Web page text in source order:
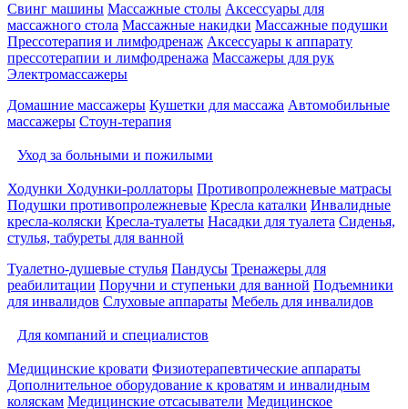
Свинг машины Массажные столы Аксессуары для
массажного стола Массажные накидки Массажные подушки
Прессотерапия и лимфодренаж Аксессуары к аппарату
прессотерапии и лимфодренажа Массажеры для рук
Электромассажеры
Домашние массажеры Кушетки для массажа Автомобильные
массажеры Стоун-терапия
Уход за больными и пожилыми
Ходунки Ходунки-роллаторы Противопролежневые матрасы
Подушки противопролежневые Кресла каталки Инвалидные
кресла-коляски Кресла-туалеты Насадки для туалета Сиденья,
стулья, табуреты для ванной
Туалетно-душевые стулья Пандусы Тренажеры для
реабилитации Поручни и ступеньки для ванной Подъемники
для инвалидов Слуховые аппараты Мебель для инвалидов
Для компаний и специалистов
Медицинские кровати Физиотерапевтические аппараты
Дополнительное оборудование к кроватям и инвалидным
коляскам Медицинские отсасыватели Медицинское